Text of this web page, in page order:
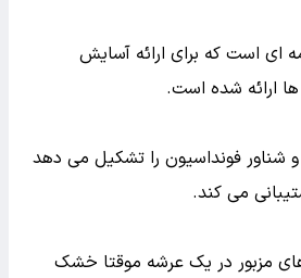
ای است که برای ارائه آسایش
ارائه شده است.
شناور فونداسیون را تشکیل می دهد
می کند.
مزبور در یک عرشه موقتا خشک